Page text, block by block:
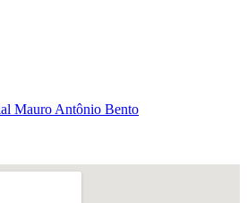
Mauro Antônio Bento